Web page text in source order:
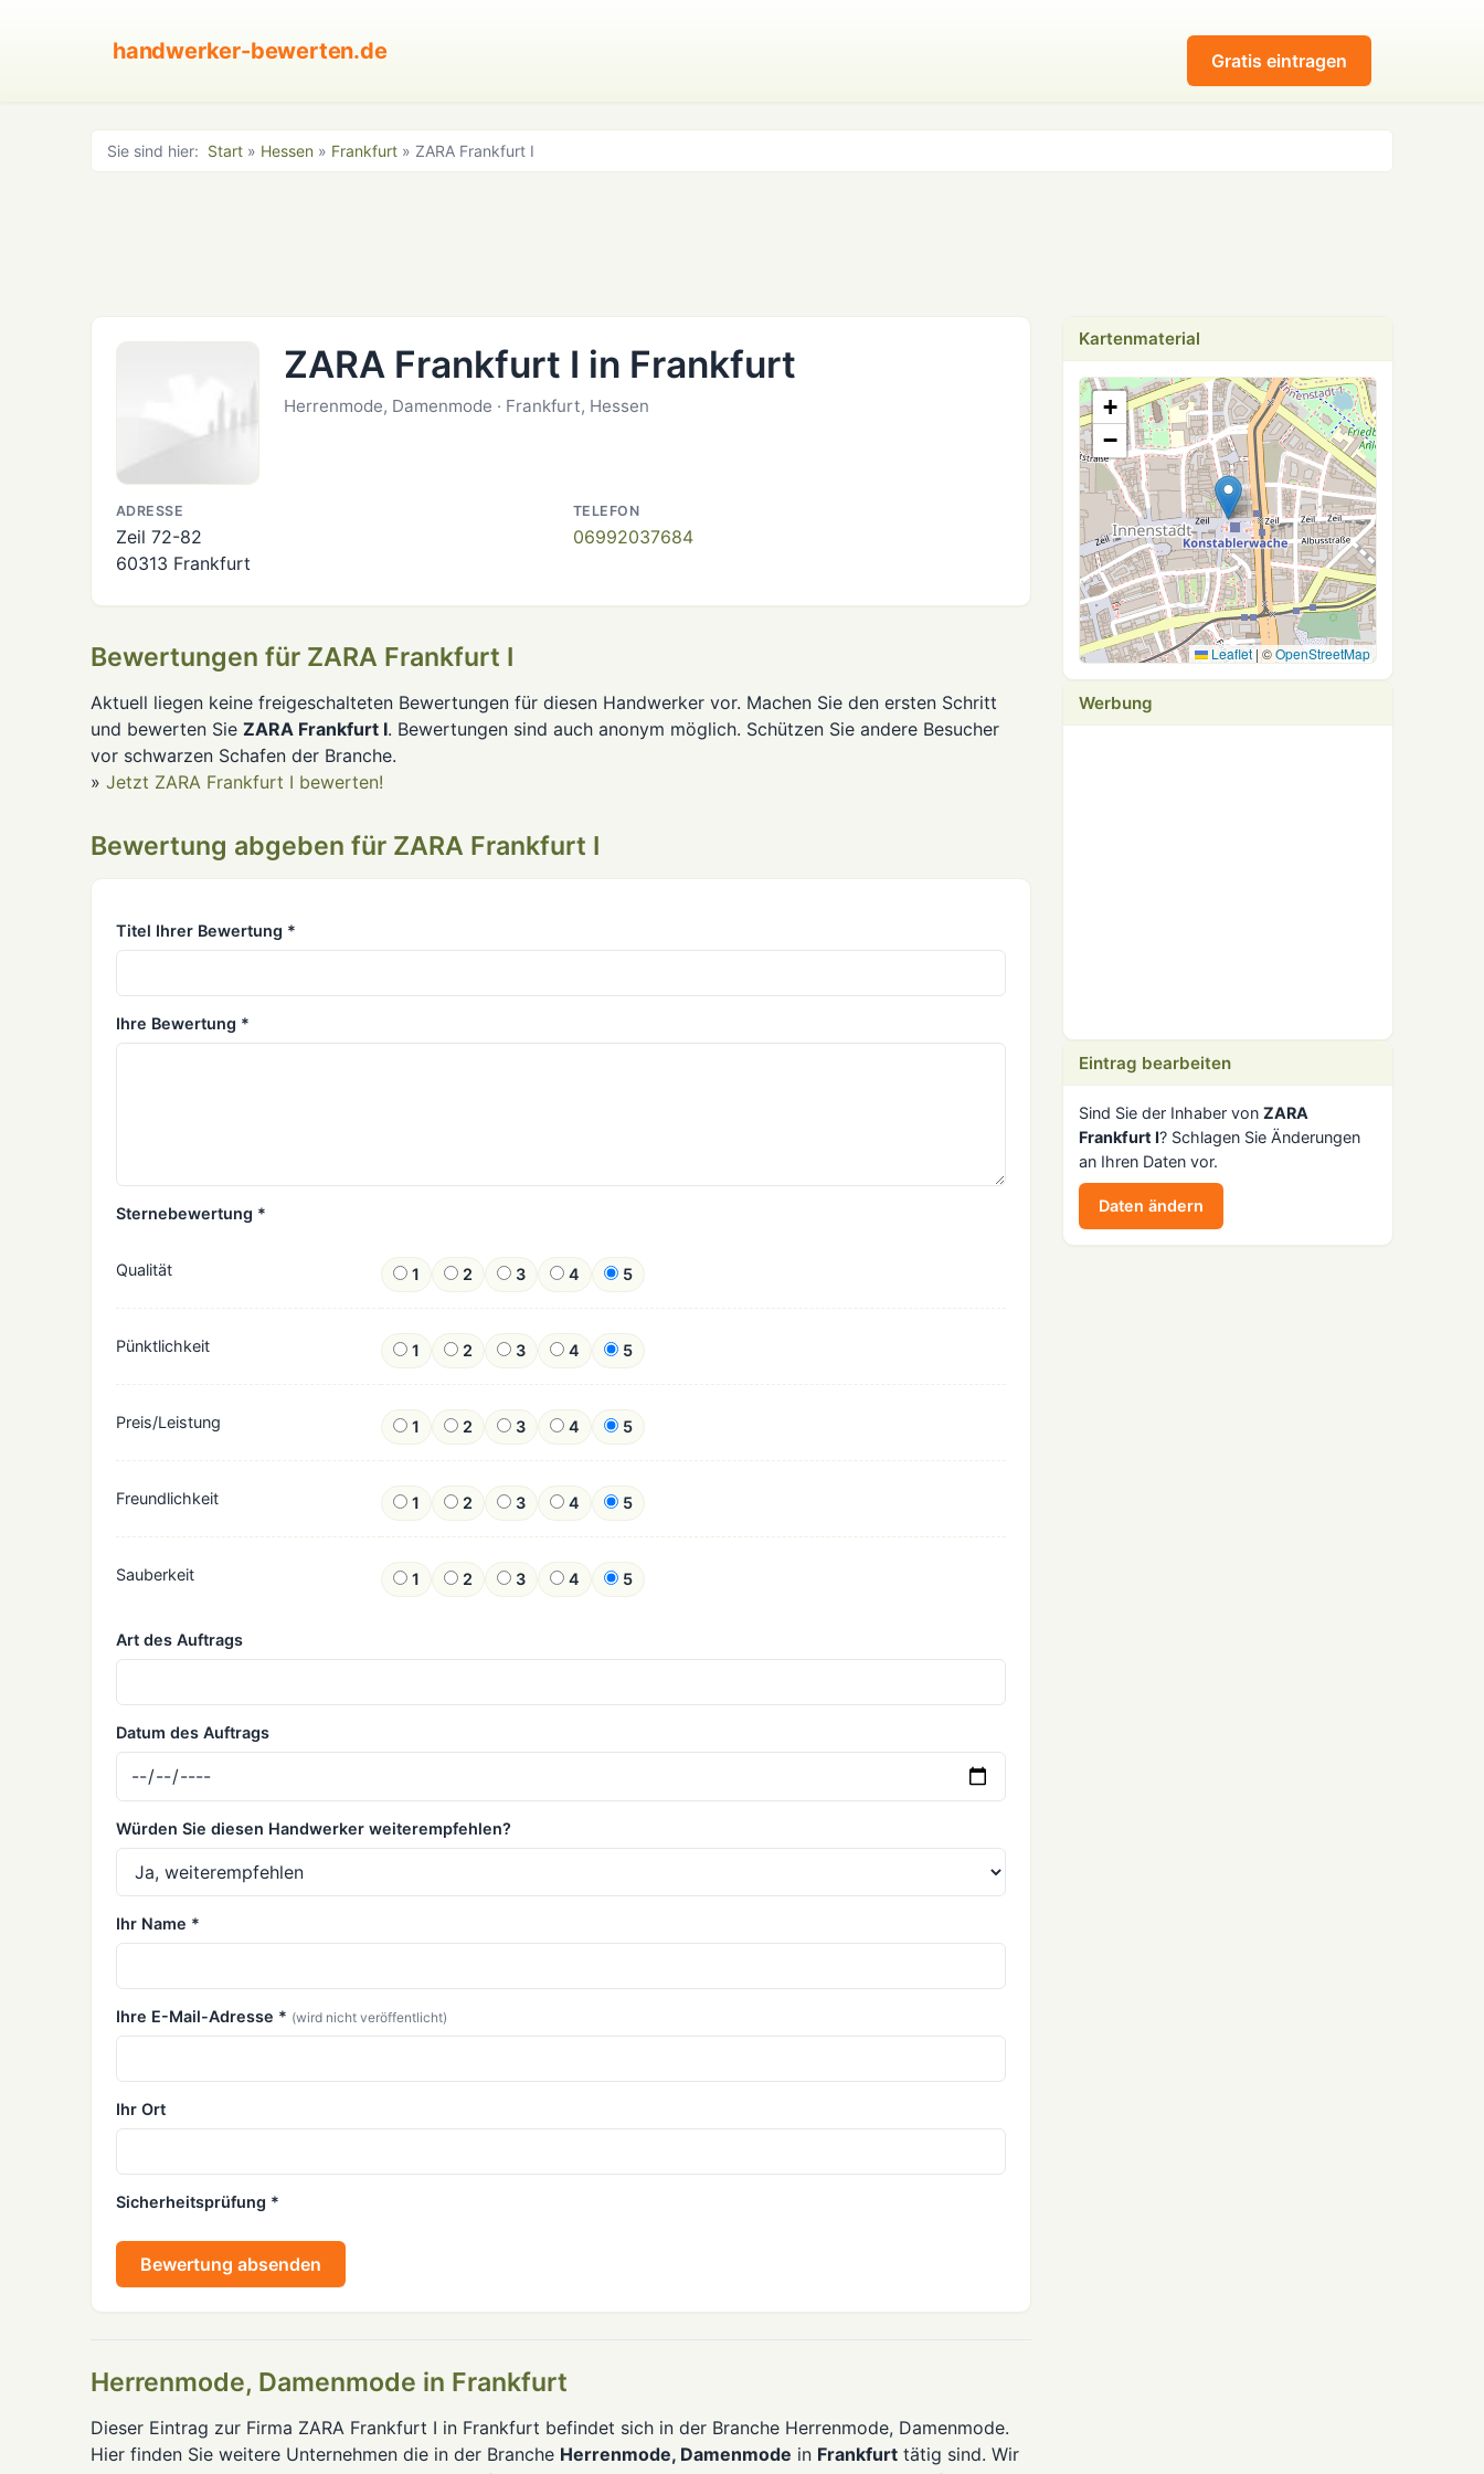
handwerker-bewerten.de Gratis eintragen
Sie sind hier: Start » Hessen » Frankfurt » ZARA Frankfurt I
ZARA Frankfurt I in Frankfurt
Herrenmode, Damenmode · Frankfurt, Hessen
ADRESSE
Zeil 72-82
60313 Frankfurt
TELEFON
06992037684
Bewertungen für ZARA Frankfurt I
Aktuell liegen keine freigeschalteten Bewertungen für diesen Handwerker vor. Machen Sie den ersten Schritt
und bewerten Sie ZARA Frankfurt I. Bewertungen sind auch anonym möglich. Schützen Sie andere Besucher
vor schwarzen Schafen der Branche.
» Jetzt ZARA Frankfurt I bewerten!
Bewertung abgeben für ZARA Frankfurt I
Titel Ihrer Bewertung *
Ihre Bewertung *
Sternebewertung *
Qualität 1 2 3 4 5
Pünktlichkeit 1 2 3 4 5
Preis/Leistung 1 2 3 4 5
Freundlichkeit 1 2 3 4 5
Sauberkeit 1 2 3 4 5
Art des Auftrags
Datum des Auftrags
Würden Sie diesen Handwerker weiterempfehlen?
Ihr Name *
Ihre E-Mail-Adresse * (wird nicht veröffentlicht)
Ihr Ort
Sicherheitsprüfung *
Bewertung absenden
Herrenmode, Damenmode in Frankfurt
Dieser Eintrag zur Firma ZARA Frankfurt I in Frankfurt befindet sich in der Branche Herrenmode, Damenmode.
Hier finden Sie weitere Unternehmen die in der Branche Herrenmode, Damenmode in Frankfurt tätig sind. Wir
Kartenmaterial
+
−
Leaflet |©OpenStreetMap
Werbung
Eintrag bearbeiten
Sind Sie der Inhaber von ZARA
Frankfurt I? Schlagen Sie Änderungen
an Ihren Daten vor.
Daten ändern